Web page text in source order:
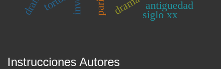
antiguedad
siglo xx
Instrucciones Autores